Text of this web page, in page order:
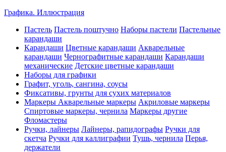
Графика. Иллюстрация
Пастель Пастель поштучно Наборы пастели Пастельные
карандаши
Карандаши Цветные карандаши Акварельные
карандаши Чернографитные карандаши Карандаши
механические Детские цветные карандаши
Наборы для графики
Графит, уголь, сангина, соусы
Фиксативы, грунты для сухих материалов
Маркеры Акварельные маркеры Акриловые маркеры
Спиртовые маркеры, чернила Маркеры другие
Фломастеры
Ручки, лайнеры Лайнеры, рапидографы Ручки для
скетча Ручки для каллиграфии Тушь, чернила Перья,
держатели